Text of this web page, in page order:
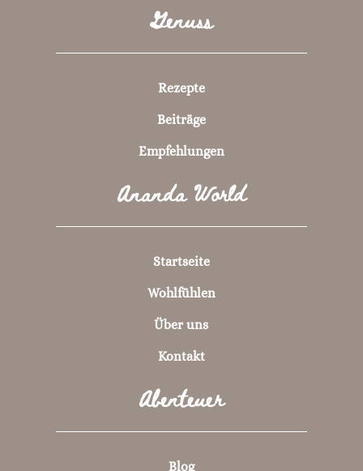
Genuss
Rezepte
Beiträge
Empfehlungen
Ananda World
Startseite
Wohlfühlen
Über uns
Kontakt
Abenteuer
Blog